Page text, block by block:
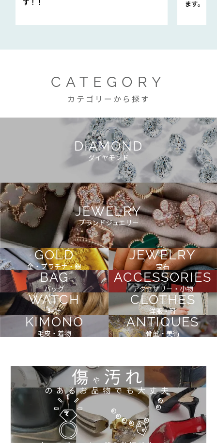
ます。
CATEGORY
カテゴリーから探す
DIAMOND
ダイヤモンド
JEWELRY
ブランドジュエリー
GOLD
金・プラチナ・銀
JEWELRY
宝石
BAG
バッグ
ACCESSORIES
アクセサリー・小物
WATCH
時計
CLOTHES
洋服・靴
KIMONO
毛皮・着物
ANTIQUES
骨董・美術
傷や 汚れ
のあるお品物でも大丈夫